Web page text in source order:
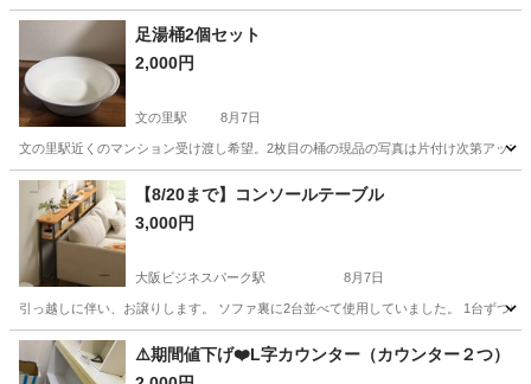
足湯桶2個セット
2,000円
文の里駅 8月7日
文の里駅近くのマンション受け渡し希望。2枚目の桶の現品の写真は片付け次第アップ
大阪 大阪市 文の里駅
【8/20まで】コンソールテーブル
3,000円
大阪ビジネスパーク駅 8月7日
引っ越しに伴い、お譲りします。 ソファ裏に2台並べて使用していました。 1台ずつ
大阪 大阪市 大阪ビジネスパーク駅 収納家具
⚠️期間値下げ❤️L字カウンター（カウンター２つ）